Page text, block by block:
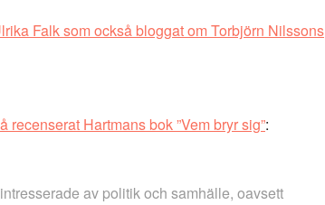
Falk som också bloggat om Torbjörn Nilssons
recenserat Hartmans bok ”Vem bryr sig”:
av politik och samhälle, oavsett